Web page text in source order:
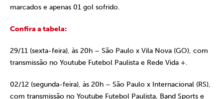
marcados e apenas 01 gol sofrido.
Confira a tabela:
29/11 (sexta-feira), às 20h – São Paulo x Vila Nova (GO), com
transmissão no Youtube Futebol Paulista e Rede Vida +.
02/12 (segunda-feira), às 20h – São Paulo x Internacional (RS),
com transmissão no Youtube Futebol Paulista, Band Sports e